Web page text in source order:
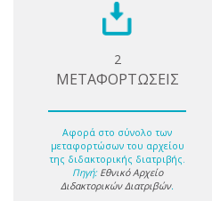
2
ΜΕΤΑΦΟΡΤΩΣΕΙΣ
Αφορά στο σύνολο των
μεταφορτώσων του αρχείου
της διδακτορικής διατριβής.
Πηγή: Εθνικό Αρχείο
Διδακτορικών Διατριβών.